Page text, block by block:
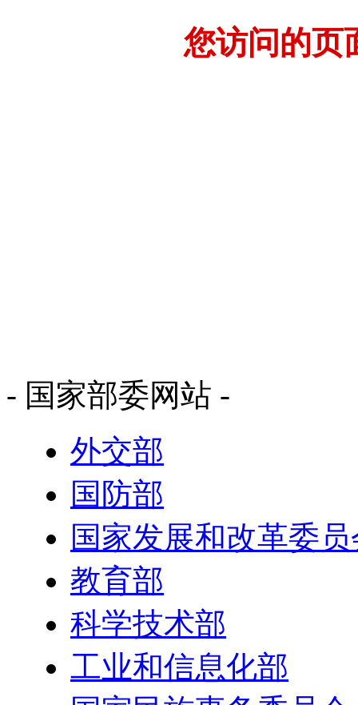
您访问的页
- 国家部委网站 -
外交部
国防部
国家发展和改革委
教育部
科学技术部
工业和信息化部